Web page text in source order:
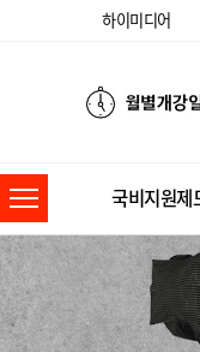
하이미디어
국비지원제